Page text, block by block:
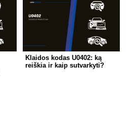
Klaidos kodas U0402: ką
reiškia ir kaip sutvarkyti?